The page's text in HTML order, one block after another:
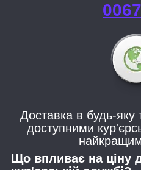
Доставка в будь-яку
доступними
Що впливає на ціну